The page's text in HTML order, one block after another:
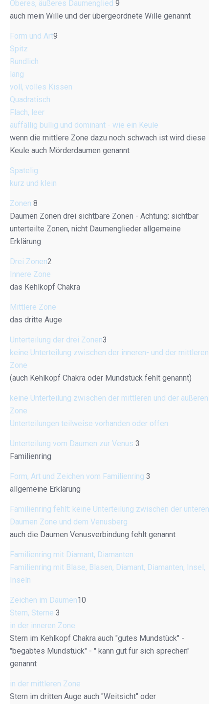
Oberes, äußeres Daumenglied 9
auch mein Wille und der übergeordnete Wille genannt
Form und Art9
Spitz
Rundlich
lang
voll, volles Kissen
Quadratisch
Flach, leer
auffällig bullig und dominant - wie ein Keule
wenn die mittlere Zone dazu noch schwach ist wird diese
Keule auch Mörderdaumen genannt
Spatelig
kurz und klein
Zonen 8
Daumen Zonen drei sichtbare Zonen - Achtung: sichtbar
unterteilte Zonen, nicht Daumenglieder allgemeine
Erklärung
Drei Zonen2
Innere Zone
das Kehlkopf Chakra
Mittlere Zone
das dritte Auge
Unterteilung der drei Zonen3
keine Unterteilung zwischen der inneren- und der mittleren
Zone
(auch Kehlkopf Chakra oder Mundstück fehlt genannt)
keine Unterteilung zwischen der mittleren und der äußeren
Zone
Unterteilungen teilweise vorhanden oder offen
Unterteilung vom Daumen zur Venus 3
Familienring
Form, Art und Zeichen vom Familienring 3
allgemeine Erklärung
Familienring fehlt: keine Unterteilung zwischen der unteren
Daumen Zone und dem Venusberg
auch die Daumen Venusverbindung fehlt genannt
Familienring mit Diamant, Diamanten
Familienring mit Blase, Blasen, Diamant, Diamanten, Insel,
Inseln
Zeichen im Daumen10
Stern, Sterne 3
in der inneren Zone
Stern im Kehlkopf Chakra auch "gutes Mundstück" -
"begabtes Mundstück" - " kann gut für sich sprechen"
genannt
in der mittleren Zone
Stern im dritten Auge auch "Weitsicht" oder